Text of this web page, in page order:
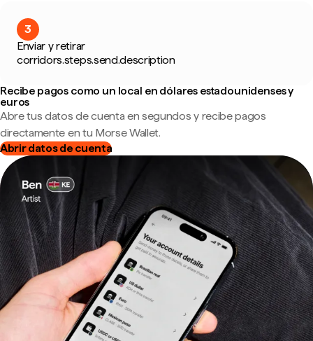
3
Enviar y retirar
corridors.steps.send.description
Recibe pagos como un local en dólares estadounidenses y
euros
Abre tus datos de cuenta en segundos y recibe pagos
directamente en tu Morse Wallet.
Abrir datos de cuenta